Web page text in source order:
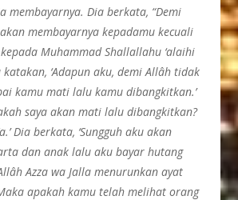
membayarnya. Dia berkata, “Demi
membayarnya kepadamu kecuali
Muhammad Shallallahu ‘alaihi
katakan, ‘Adapun aku, demi Allâh tidak
kamu mati lalu kamu dibangkitkan.’
saya akan mati lalu dibangkitkan?
Dia berkata, ‘Sungguh aku akan
dan anak lalu aku bayar hutang
Azza wa Jalla menurunkan ayat
apakah kamu telah melihat orang